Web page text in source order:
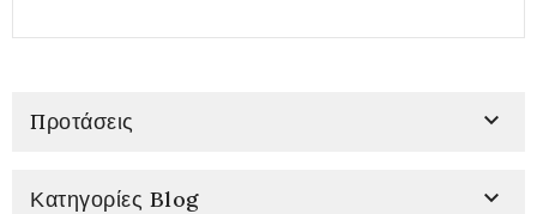
Προτάσεις 
Κατηγορίες Blog 